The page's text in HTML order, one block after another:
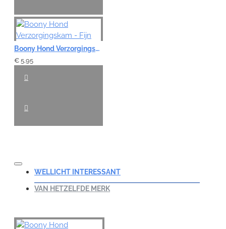
Boony Hond Verzorgingskam - Fijn
€ 5,95
WELLICHT INTERESSANT
VAN HETZELFDE MERK